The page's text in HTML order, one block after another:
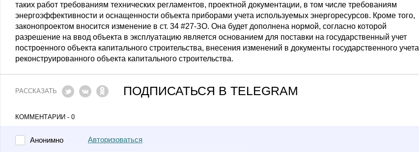
таких работ требованиям технических регламентов, проектной документации, в том числе требованиям
энергоэффективности и оснащенности объекта приборами учета используемых энергоресурсов. Кроме того,
законопроектом вносится изменение в ст. 34 #27-ЗО. Она будет дополнена нормой, согласно которой
разрешение на ввод объекта в эксплуатацию является основанием для поставки на государственный учет
построенного объекта капитального строительства, внесения изменений в документы государственного учета
реконструированного объекта капитального строительства.
РАССКАЗАТЬ ПОДПИСАТЬСЯ В TELEGRAM
КОММЕНТАРИИ - 0
Анонимно Авторизоваться